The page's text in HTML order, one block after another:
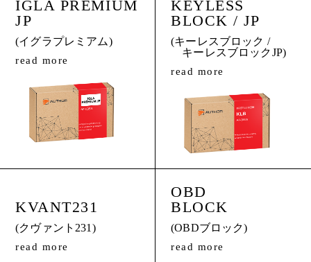
IGLA PREMIUM
JP
(イグラプレミアム)
read more
KEYLESS
BLOCK / JP
(キーレスブロック /
キーレスブロックJP)
read more
KVANT231
(クヴァント231)
read more
OBD
BLOCK
(OBDブロック)
read more